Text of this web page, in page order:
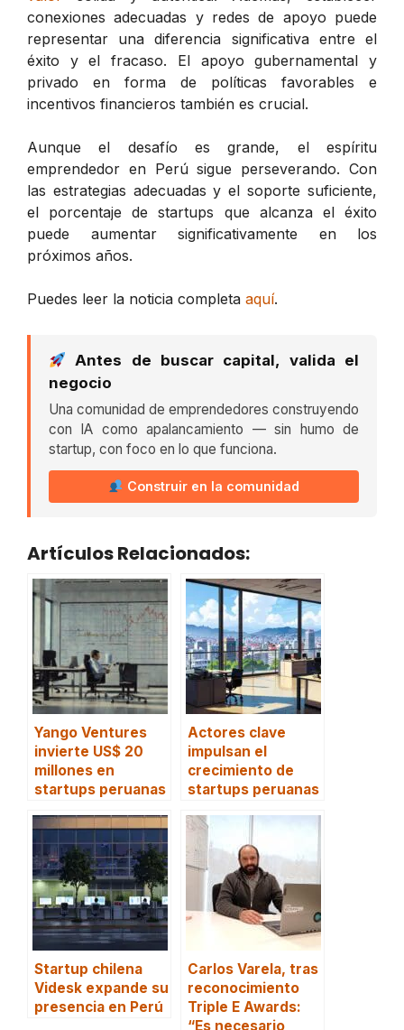
conexiones adecuadas y redes de apoyo puede
representar una diferencia significativa entre el
éxito y el fracaso. El apoyo gubernamental y
privado en forma de políticas favorables e
incentivos financieros también es crucial.
Aunque el desafío es grande, el espíritu
emprendedor en Perú sigue perseverando. Con
las estrategias adecuadas y el soporte suficiente,
el porcentaje de startups que alcanza el éxito
puede aumentar significativamente en los
próximos años.
Puedes leer la noticia completa aquí.
Antes de buscar capital, valida el
negocio
Una comunidad de emprendedores construyendo
con IA como apalancamiento — sin humo de
startup, con foco en lo que funciona.
Construir en la comunidad
Artículos Relacionados:
Yango Ventures
invierte US$ 20
millones en
startups peruanas
Actores clave
impulsan el
crecimiento de
startups peruanas
Startup chilena
Videsk expande su
presencia en Perú
Carlos Varela, tras
reconocimiento
Triple E Awards:
“Es necesario